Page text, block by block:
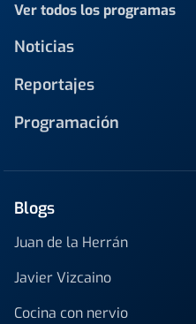
Ver todos los programas
Noticias
Reportajes
Programación
Blogs
Juan de la Herrán
Javier Vizcaino
Cocina con nervio